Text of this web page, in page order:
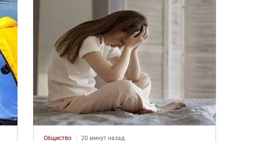
Общество 20 минут назад